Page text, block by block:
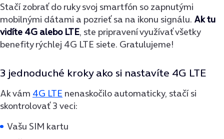
Stačí zobrať do ruky svoj smartfón so zapnutými
mobilnými dátami a pozrieť sa na ikonu signálu. Ak tu
vidíte 4G alebo LTE, ste pripravení využívať všetky
benefity rýchlej 4G LTE siete. Gratulujeme!
3 jednoduché kroky ako si nastavíte 4G LTE
Ak vám 4G LTE nenaskočilo automaticky, stačí si
skontrolovať 3 veci:
Vašu SIM kartu